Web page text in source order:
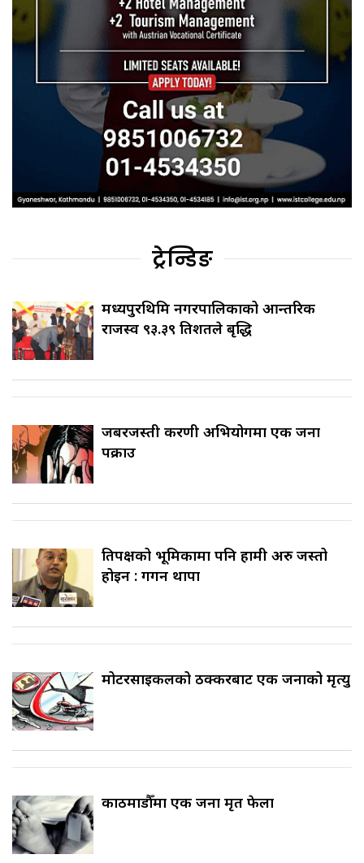
ट्रेन्डिङ
मध्यपुरथिमि नगरपालिकाको आन्तरिक
राजस्व ९३.३९ प्रतिशतले बृद्धि
जबरजस्ती करणी अभियोगमा एक जना
पक्राउ
प्रतिपक्षको भूमिकामा पनि हामी अरु जस्तो
होइन : गगन थापा
मोटरसाइकलको ठक्करबाट एक जनाको मृत्यु
काठमाडौँमा एक जना मृत फेला